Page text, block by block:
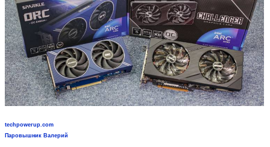
techpowerup.com
Паровышник Валерий